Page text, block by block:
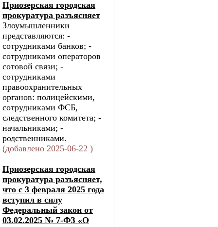
Приозерская городская
прокуратура разъясняет
Злоумышленники
представляются: -
сотрудниками банков; -
сотрудниками операторов
сотовой связи; -
сотрудниками
правоохранительных
органов: полицейскими,
сотрудниками ФСБ,
следственного комитета; -
начальниками; -
родственниками.
(добавлено 2025-06-22 )
Приозерская городская
прокуратура разъясняет,
что с 3 февраля 2025 года
вступил в силу
Федеральный закон от
03.02.2025 № 7-ФЗ «О